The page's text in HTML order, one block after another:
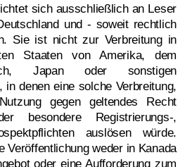
sich ausschließlich an Leser
und - soweit rechtlich
Sie ist nicht zur Verbreitung in
Staaten von Amerika, dem
Japan oder sonstigen
denen eine solche Verbreitung,
gegen geltendes Recht
besondere Registrierungs-,
auslösen würde.
Veröffentlichung weder in Kanada
oder eine Aufforderung zum